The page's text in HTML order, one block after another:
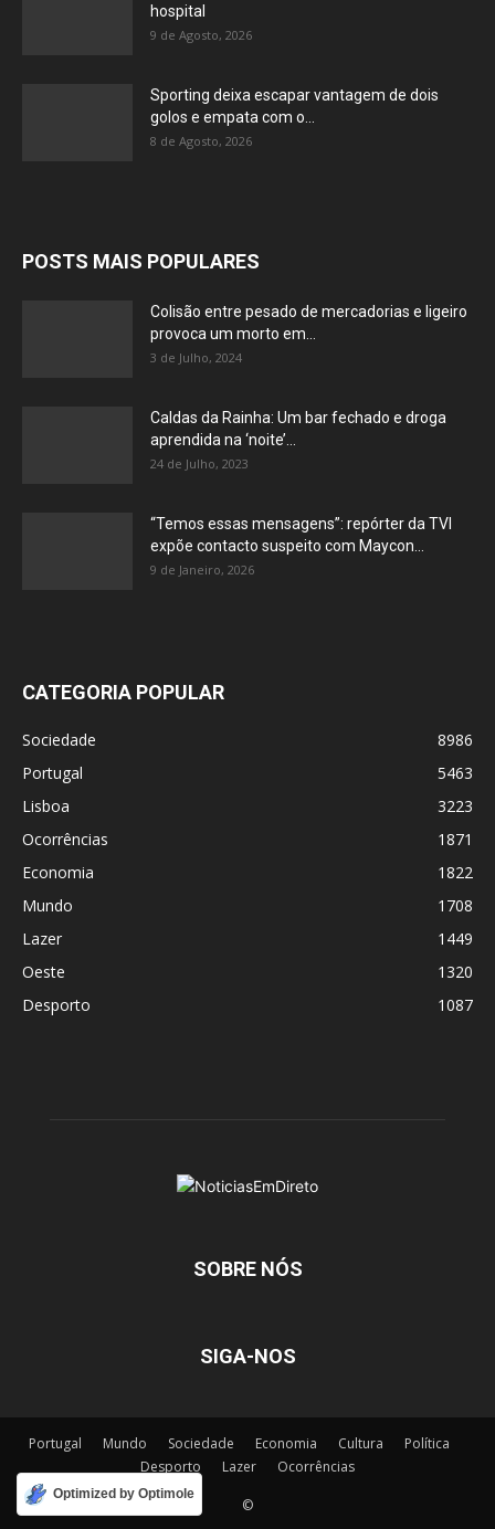
hospital
9 de Agosto, 2026
Sporting deixa escapar vantagem de dois
golos e empata com o...
8 de Agosto, 2026
POSTS MAIS POPULARES
Colisão entre pesado de mercadorias e ligeiro
provoca um morto em...
3 de Julho, 2024
Caldas da Rainha: Um bar fechado e droga
aprendida na ‘noite’...
24 de Julho, 2023
“Temos essas mensagens”: repórter da TVI
expõe contacto suspeito com Maycon...
9 de Janeiro, 2026
CATEGORIA POPULAR
Sociedade
8986
Portugal
5463
Lisboa
3223
Ocorrências
1871
Economia
1822
Mundo
1708
Lazer
1449
Oeste
1320
Desporto
1087
SOBRE NÓS
SIGA-NOS
Portugal Mundo Sociedade Economia Cultura
Política
Desporto
Lazer Ocorrências
©
Optimized by Optimole